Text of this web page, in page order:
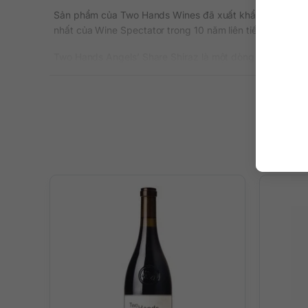
Sản phẩm của Two Hands Wines đã xuất khẩu trên rất
nhất của Wine Spectator trong 10 năm liên tiếp.
Two Hands Angels’ Share Shiraz là một dòng sản
Giống nho: Shiraz
Màu sắc: Màu đỏ ruby đậm đà
Nhiệt độ phục vụ: Vang sẽ ngon nhất khi uống ở
Quy cách: Thùng 6 chai
Màu đỏ thẫm sâu với ánh tím. Hồ sơ trái cây màu xanh
và tròn trịa với dấu ấn của mận đang nấu, quả dâu và